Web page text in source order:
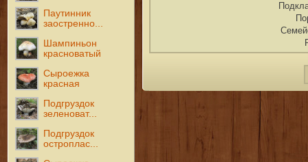
Паутинник
заостренно...
Шампиньон
красноватый
Сыроежка
красная
Подгруздок
зеленоват...
Подгруздок
остроплас...